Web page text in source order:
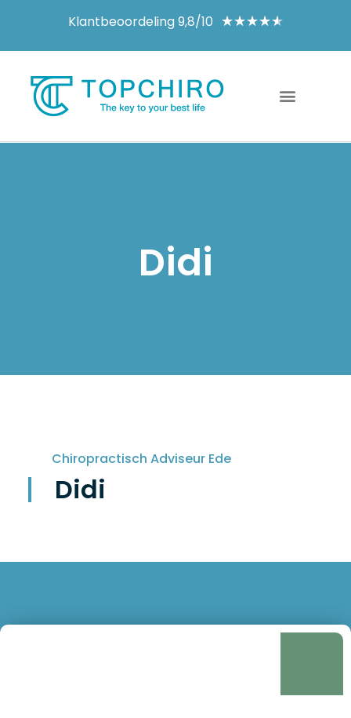
Klantbeoordeling 9,8/10 ★★★★★
Didi
Chiropractisch Adviseur Ede
Didi